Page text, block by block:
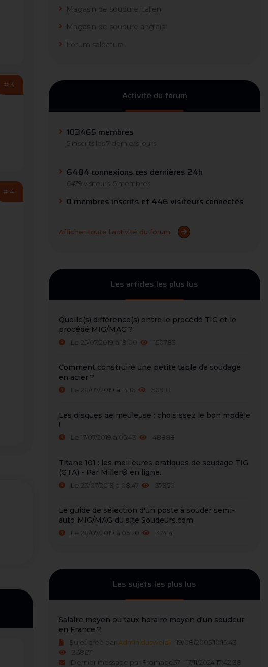
#3
#4
Magasin de soudure italien
Magasin de soudure anglais
Forum saldatura
Activité du forum
103465 membres
5 inscrits les 7 derniers jours
6484 connexions ces dernières 24h
6479 visiteurs 5 membres
0 membres inscrits et 446 visiteurs connectés
Afficher toute l'activité du forum
Les articles les plus lus
Quelle(s) différence(s) entre le procédé TIG et le
procédé MIG/MAG ?
Le 25/07/2019 à 19:00 150783
Comment construire une petite table de soudage
en acier ?
Le 28/07/2019 à 14:16 50918
Les disques de meuleuse : choisissez le bon modèle
!
Le 17/07/2019 à 05:43 48888
Titane 101 : les meilleures pratiques de soudage TIG
(GTA) - Par Miller® en ligne.
Le 23/07/2019 à 08:47 37950
Le guide de sélection d'un poste à souder semi-
auto MIG/MAG du site Soudeurs.com
Le 28/07/2019 à 05:20 37414
Les sujets les plus lus
Salaire moyen ou taux horaire moyen d'un soudeur
en France ?
Sujet créé par Admin dusweld1 - 19/08/2005 10:15:43
268671
Dernier message par Fromage57 - 17/11/2024 17:42:38